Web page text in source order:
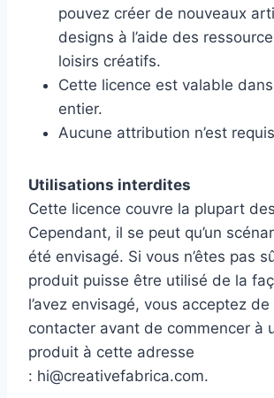
pouvez créer de nouveaux
designs à l’aide des
loisirs créatifs.
Cette licence est valable
entier.
Aucune attribution n’est
Utilisations interdites
Cette licence couvre la plupart
Cependant, il se peut qu’un
été envisagé. Si vous n’êtes pas
produit puisse être utilisé de la
l’avez envisagé, vous acceptez de
contacter avant de commencer à
produit à cette adresse
: hi@creativefabrica.com.